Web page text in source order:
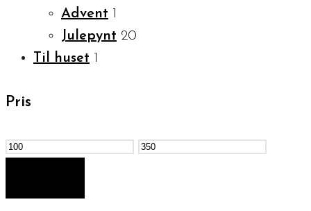
Advent 1
Julepynt 20
Til huset 1
Pris
Mindste
Højeste